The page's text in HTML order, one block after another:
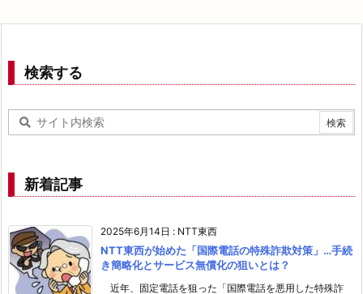
検索する
新着記事
2025年6月14日 : NTT東西
NTT東西が始めた「国際電話の特殊詐欺対策」…手続
き簡略化とサービス無償化の狙いとは？
近年、固定電話を狙った「国際電話を悪用した特殊詐